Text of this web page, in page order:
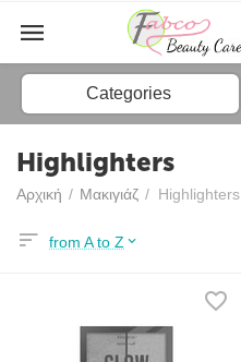
Categories
Highlighters
Αρχική / Μακιγιάζ / Highlighters
from A to Z